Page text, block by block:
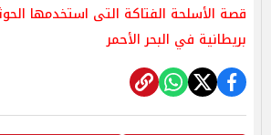
قصة الأسلحة الفتاكة التى استخدمها
بريطانية في البحر الأحمر